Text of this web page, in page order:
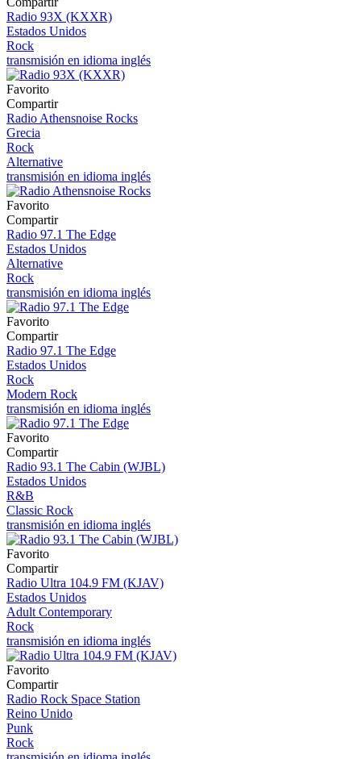
Radio 93X (KXXR)
Estados Unidos
Rock
transmisión en idioma inglés
Favorito
Compartir
Radio Athensnoise Rocks
Grecia
Rock
Alternative
transmisión en idioma inglés
Favorito
Compartir
Radio 97.1 The Edge
Estados Unidos
Alternative
Rock
transmisión en idioma inglés
Favorito
Compartir
Radio 97.1 The Edge
Estados Unidos
Rock
Modern Rock
transmisión en idioma inglés
Favorito
Compartir
Radio 93.1 The Cabin (WJBL)
Estados Unidos
R&B
Classic Rock
transmisión en idioma inglés
Favorito
Compartir
Radio Ultra 104.9 FM (KJAV)
Estados Unidos
Adult Contemporary
Rock
transmisión en idioma inglés
Favorito
Compartir
Radio Rock Space Station
Reino Unido
Punk
Rock